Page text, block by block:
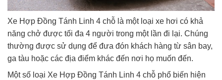
Xe Hợp Đồng Tánh Linh 4 chỗ là một loại xe hơi có khả
năng chở được tối đa 4 người trong một lần đi lại. Chúng
thường được sử dụng để đưa đón khách hàng từ sân bay,
ga tàu hoặc các địa điểm khác đến nơi họ muốn đến.
Một số loại Xe Hợp Đồng Tánh Linh 4 chỗ phổ biến hiện